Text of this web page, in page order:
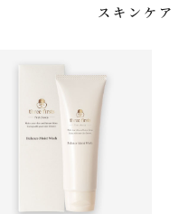
スキンケア